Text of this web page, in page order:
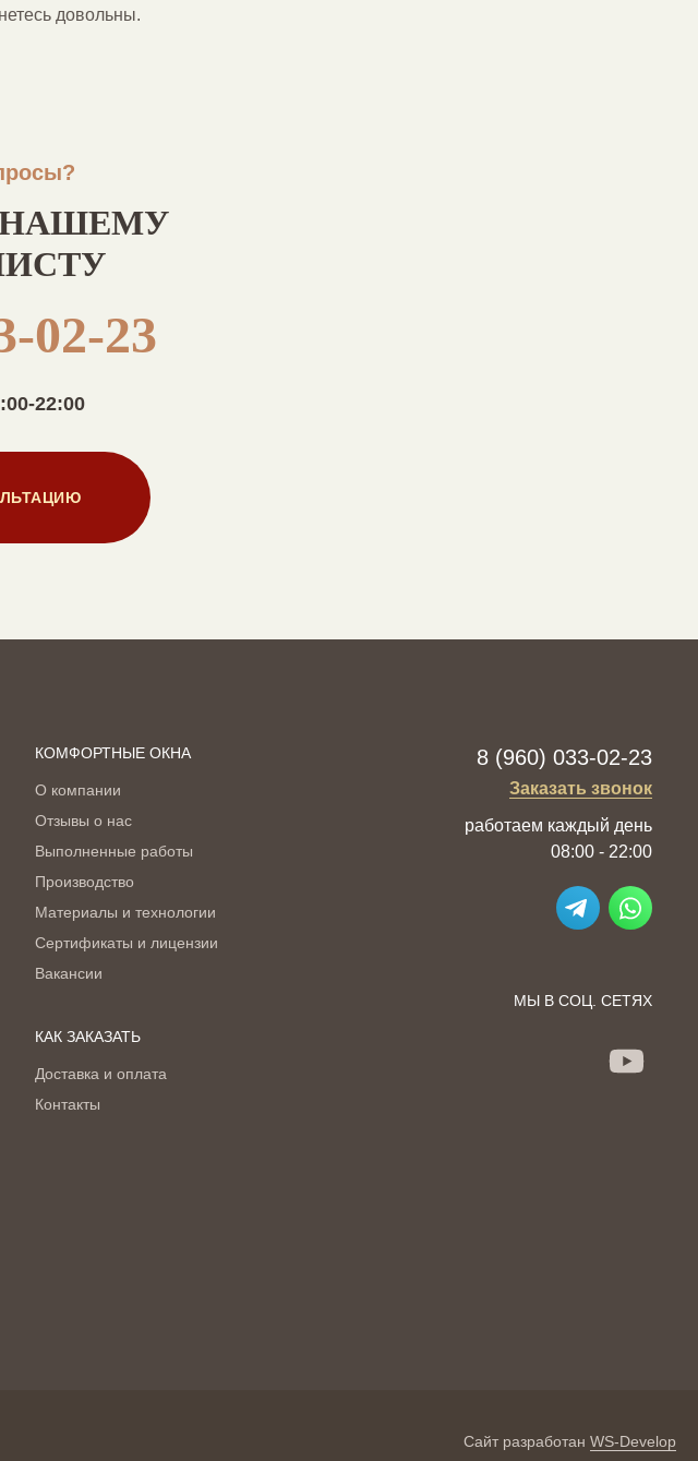
довольны.
НАШЕМУ
02-23
22:00
КОМФОРТНЫЕ ОКНА
О компании
Отзывы о нас
Выполненные работы
Производство
Материалы и технологии
Сертификаты и лицензии
Вакансии
КАК ЗАКАЗАТЬ
Доставка и оплата
Контакты
8 (960) 033-02-23
Заказать звонок
работаем каждый день
08:00 - 22:00
МЫ В СОЦ. СЕТЯХ
Сайт разработан WS-Develop